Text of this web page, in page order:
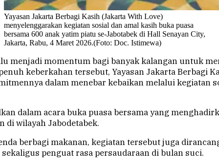
Yayasan Jakarta Berbagi Kasih (Jakarta With Love)
menyelenggarakan kegiatan sosial dan amal kasih buka puasa
bersama 600 anak yatim piatu se-Jabotabek di Hall Senayan City,
Jakarta, Rabu, 4 Maret 2026.(Foto: Doc. Istimewa)
menjadi momentum bagi banyak kalangan untuk
keberkahan tersebut, Yayasan Jakarta Berbagi
dalam menebar kebaikan melalui kegiatan
dalam acara buka puasa bersama yang
di wilayah Jabodetabek.
berbagi makanan, kegiatan tersebut juga
penguat rasa persaudaraan di bulan suci.